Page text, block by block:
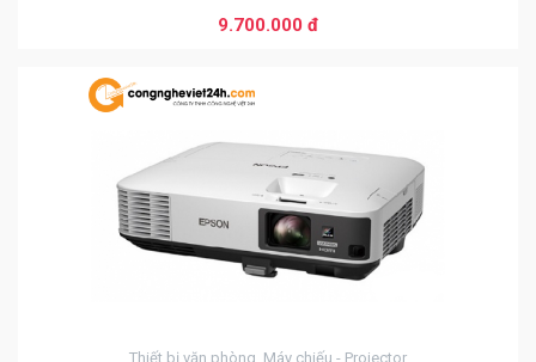
9.700.000 đ
Thiết bị văn phòng, Máy chiếu - Projector